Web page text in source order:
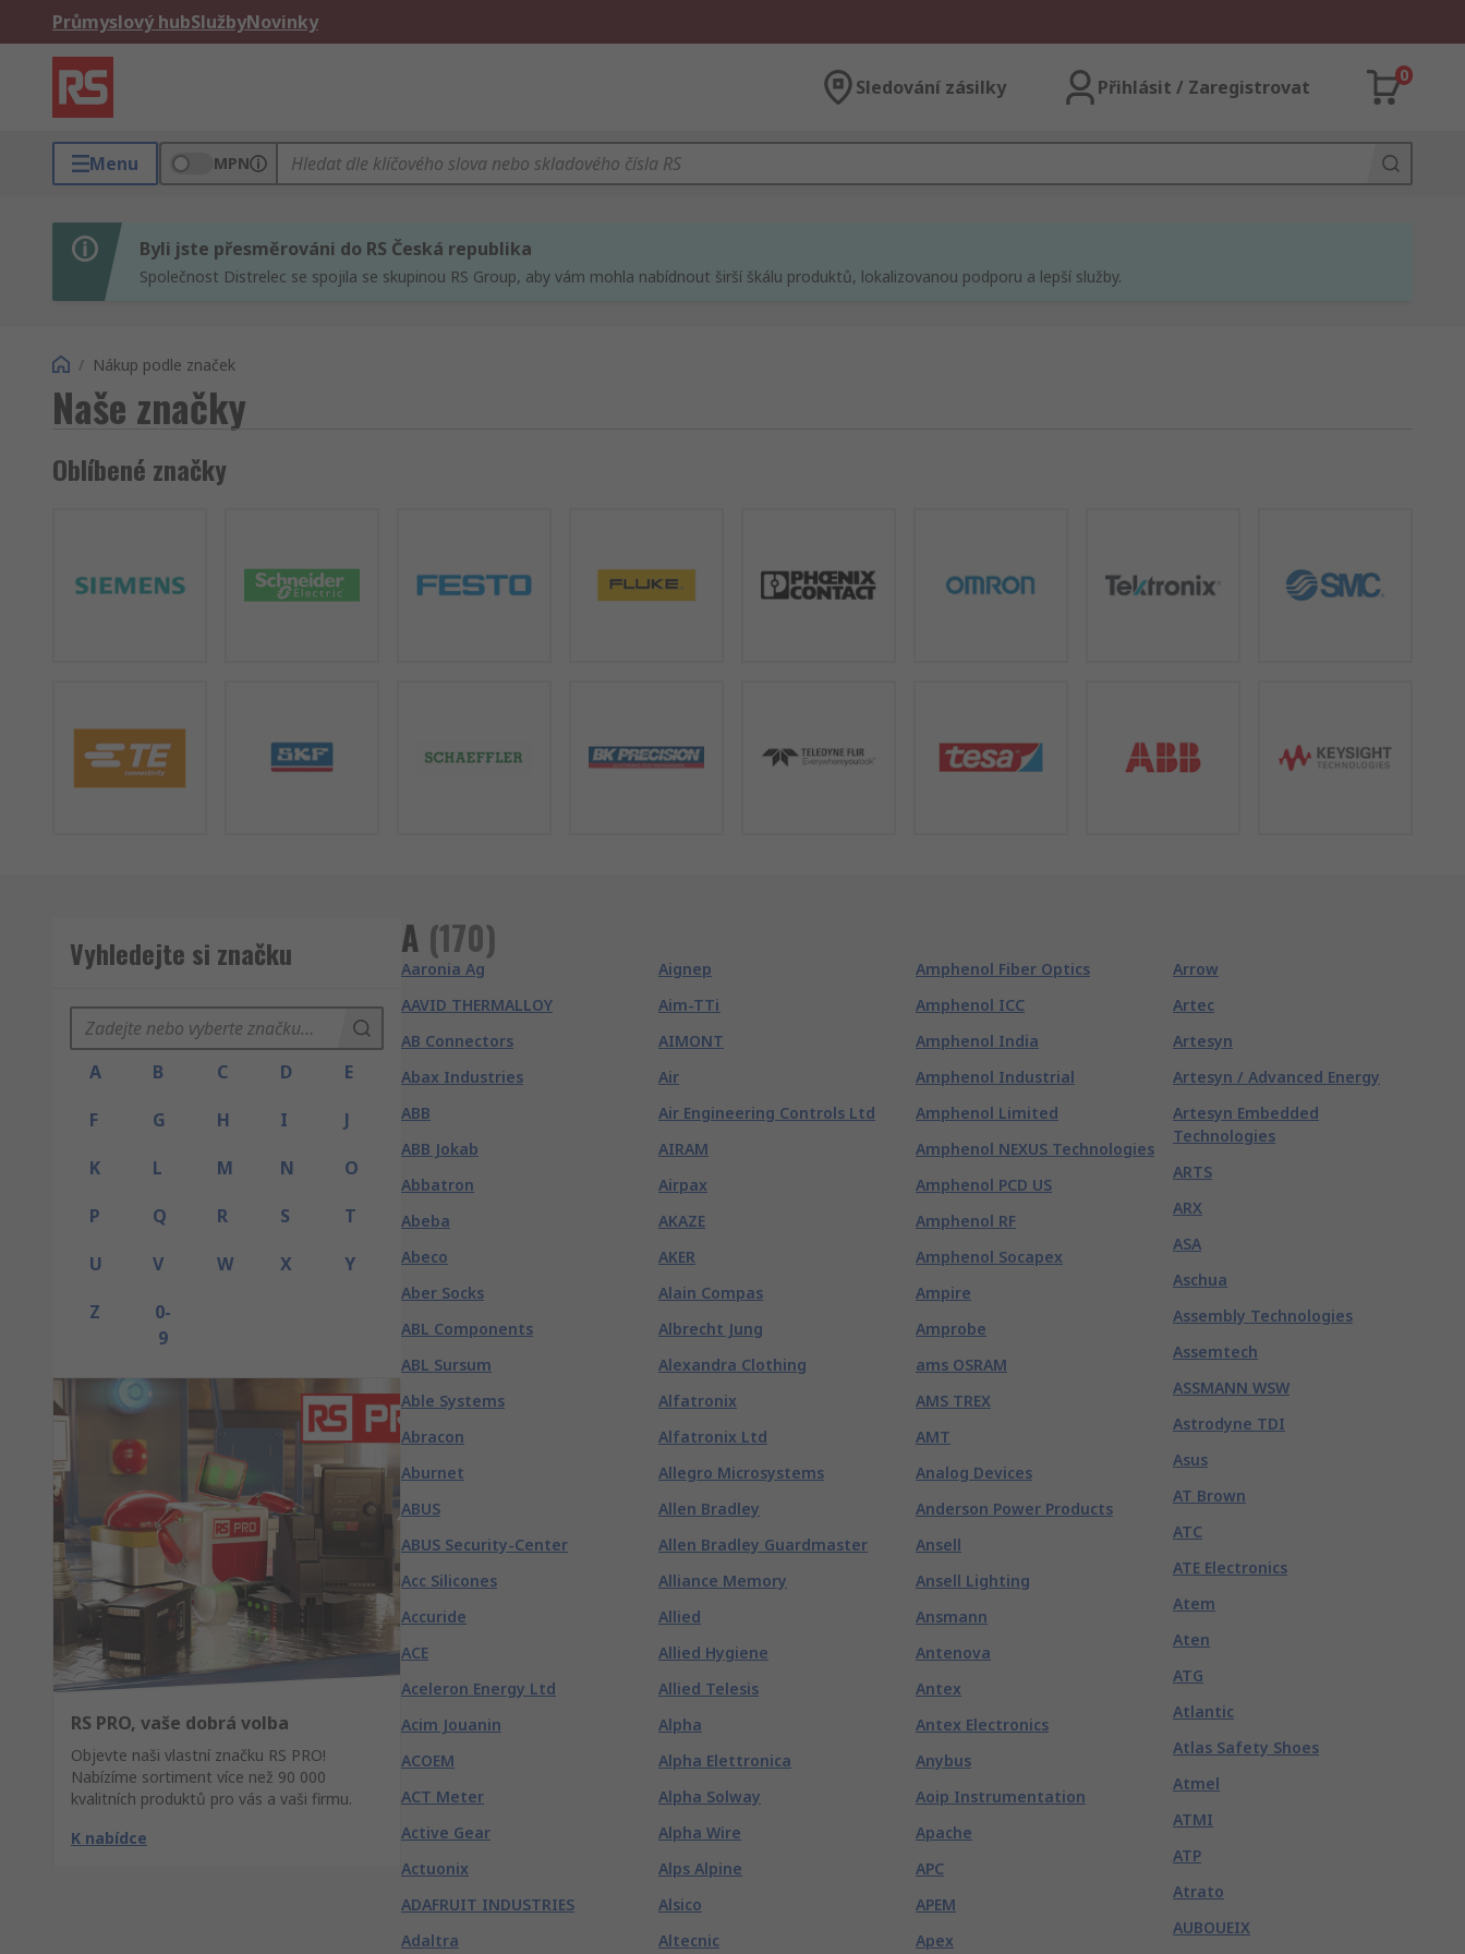
Průmyslový hubSlužbyNovinky
Sledování zásilky Přihlásit / Zaregistrovat
0
Menu MPN
Byli jste přesměrováni do RS Česká republika
Společnost Distrelec se spojila se skupinou RS Group, aby vám mohla nabídnout širší škálu produktů, lokalizovanou podporu a lepší služby.
/ Nákup podle značek
Naše značky
Oblíbené značky
Vyhledejte si značku
A B C D
E
F
G H I
J
K
L M N
O
P
Q R S
T
U
V W X
Y
Z
0-
9
RS PRO, vaše dobrá volba
Objevte naši vlastní značku RS PRO!
Nabízíme sortiment více než 90 000
kvalitních produktů pro vás a vaši firmu.
K nabídce
A (170)
Aaronia Ag
AAVID THERMALLOY
AB Connectors
Abax Industries
ABB
ABB Jokab
Abbatron
Abeba
Abeco
Aber Socks
ABL Components
ABL Sursum
Able Systems
Abracon
Aburnet
ABUS
ABUS Security-Center
Acc Silicones
Accuride
ACE
Aceleron Energy Ltd
Acim Jouanin
ACOEM
ACT Meter
Active Gear
Actuonix
ADAFRUIT INDUSTRIES
Adaltra
Aignep
Aim-TTi
AIMONT
Air
Air Engineering Controls Ltd
AIRAM
Airpax
AKAZE
AKER
Alain Compas
Albrecht Jung
Alexandra Clothing
Alfatronix
Alfatronix Ltd
Allegro Microsystems
Allen Bradley
Allen Bradley Guardmaster
Alliance Memory
Allied
Allied Hygiene
Allied Telesis
Alpha
Alpha Elettronica
Alpha Solway
Alpha Wire
Alps Alpine
Alsico
Altecnic
Amphenol Fiber Optics
Amphenol ICC
Amphenol India
Amphenol Industrial
Amphenol Limited
Amphenol NEXUS Technologies
Amphenol PCD US
Amphenol RF
Amphenol Socapex
Ampire
Amprobe
ams OSRAM
AMS TREX
AMT
Analog Devices
Anderson Power Products
Ansell
Ansell Lighting
Ansmann
Antenova
Antex
Antex Electronics
Anybus
Aoip Instrumentation
Apache
APC
APEM
Apex
Arrow
Artec
Artesyn
Artesyn / Advanced Energy
Artesyn Embedded
Technologies
ARTS
ARX
ASA
Aschua
Assembly Technologies
Assemtech
ASSMANN WSW
Astrodyne TDI
Asus
AT Brown
ATC
ATE Electronics
Atem
Aten
ATG
Atlantic
Atlas Safety Shoes
Atmel
ATMI
ATP
Atrato
AUBOUEIX